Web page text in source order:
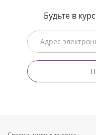
Будьте в